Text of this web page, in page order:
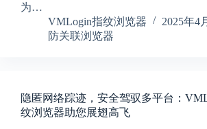
为…
VMLogin指纹浏览器
2025年4
防关联浏览器
隐匿网络踪迹，安全驾驭多平台：
纹浏览器助您展翅高飞